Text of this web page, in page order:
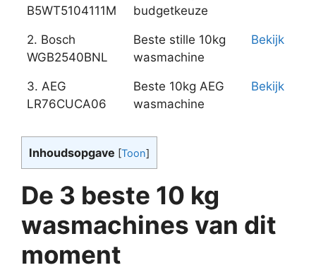
B5WT5104111M
budgetkeuze
2. Bosch
WGB2540BNL
Beste stille 10kg
wasmachine
Bekijk
3. AEG
LR76CUCA06
Beste 10kg AEG
wasmachine
Bekijk
Inhoudsopgave [Toon]
De 3 beste 10 kg
wasmachines van dit
moment